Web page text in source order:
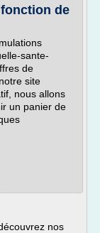
de
sante-
de
site
nous allons
un panier de
nos